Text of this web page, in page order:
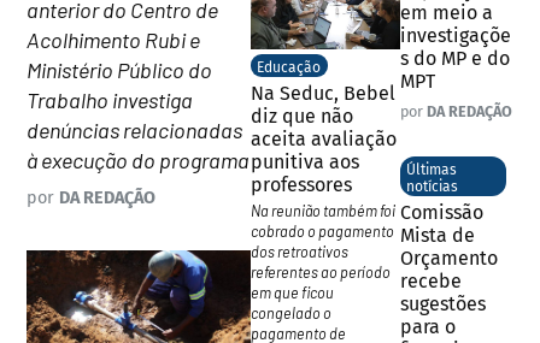
anterior do Centro de
Acolhimento Rubi e
Ministério Público do
Trabalho investiga
denúncias relacionadas
à execução do programa
por DA REDAÇÃO
Educação
Na Seduc, Bebel
diz que não
aceita avaliação
punitiva aos
professores
Na reunião também foi
cobrado o pagamento
dos retroativos
referentes ao período
em que ficou
congelado o
pagamento de
em meio a
investigaçõe
s do MP e do
MPT
por DA REDAÇÃO
Últimas
notícias
Comissão
Mista de
Orçamento
recebe
sugestões
para o